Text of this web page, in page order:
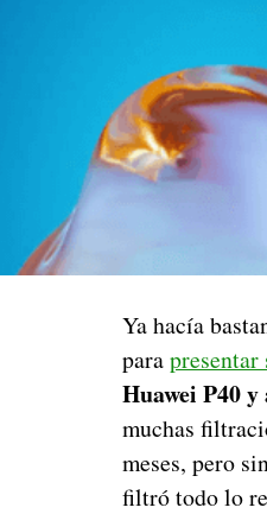
Ya hacía
parapresentar
Huawei P40
muchas
meses, pero
filtró todo lo